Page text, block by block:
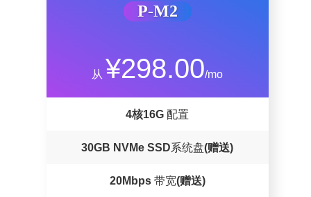
P-M2
从 ¥298.00/mo
4核16G 配置
30GB NVMe SSD系统盘(赠送)
20Mbps带宽(赠送)